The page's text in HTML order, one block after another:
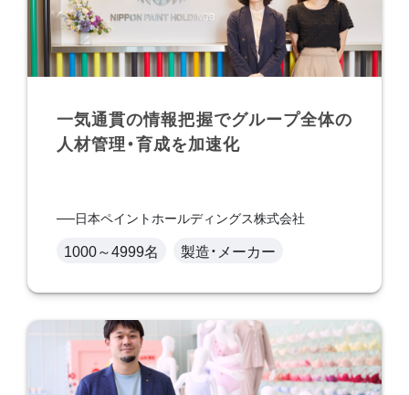
一気通貫の情報把握でグループ全体の
人材管理・育成を加速化
日本ペイントホールディングス株式会社
1000～4999名 製造・メーカー